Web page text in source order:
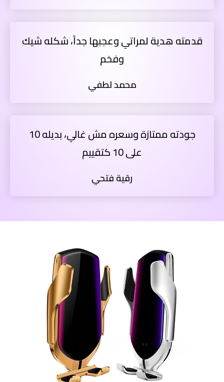
قدمته هدية لمراتي وعجبها جداً، شكله شيك
وفخم
محمد لطفي
جودته ممتازة وسعره مش غالي، بديله 10
على 10 كتقييم
رقية فتحي